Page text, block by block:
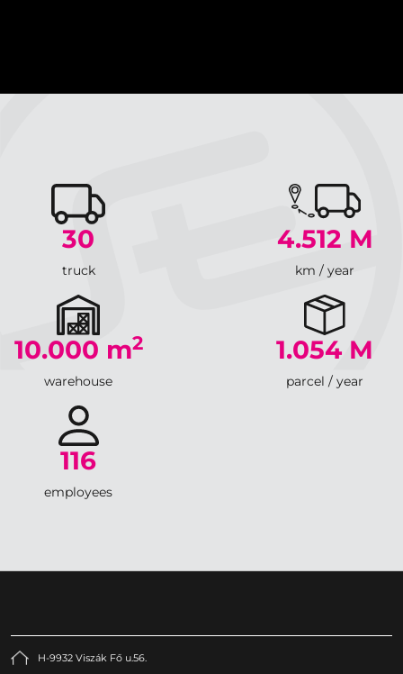
30
truck
4.512 M
km / year
10.000 m2
warehouse
1.054 M
parcel / year
116
employees
H-9932 Viszák Fő u.56.